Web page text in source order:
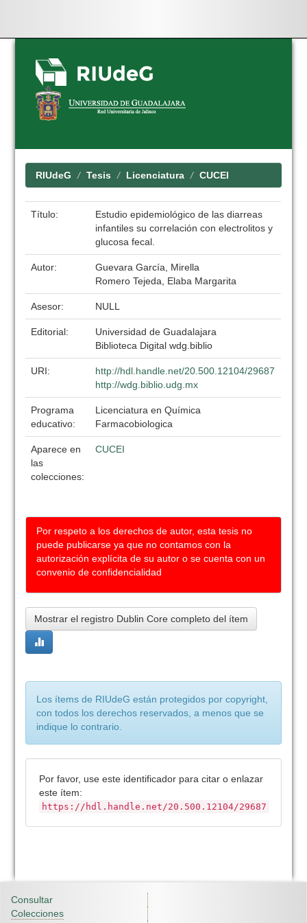
Skip
navigation
RIUdeG Tesis Licenciatura CUCEI
Título:
Estudio epidemiológico de las diarreas
infantiles su correlación con electrolitos y
glucosa fecal.
Autor:
Guevara García, Mirella
Romero Tejeda, Elaba Margarita
Asesor: NULL
Editorial:
Universidad de Guadalajara
Biblioteca Digital wdg.biblio
URI:
http://hdl.handle.net/20.500.12104/29687
http://wdg.biblio.udg.mx
Programa
educativo:
Licenciatura en Química
Farmacobiologica
Aparece en
las
colecciones:
CUCEI
Por respeto a los derechos de autor, esta tesis no
puede publicarse ya que no contamos con la
autorización explícita de su autor o se cuenta con un
convenio de confidencialidad
Mostrar el registro Dublin Core completo del ítem
Los ítems de RIUdeG están protegidos por copyright,
con todos los derechos reservados, a menos que se
indique lo contrario.
Por favor, use este identificador para citar o enlazar
este ítem:
https://hdl.handle.net/20.500.12104/29687
Consultar
Colecciones